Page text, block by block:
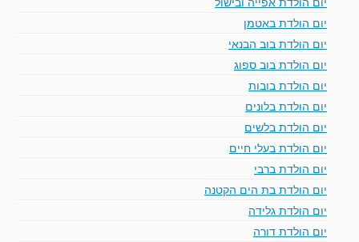
יום הולדת באטמן
יום הולדת בוב הבנאי
יום הולדת בוב ספוג
יום הולדת בובות
יום הולדת בלונים
יום הולדת בלשים
יום הולדת בעלי חיים
יום הולדת ברבי
יום הולדת בת הים הקטנה
יום הולדת גלידה
יום הולדת דורה